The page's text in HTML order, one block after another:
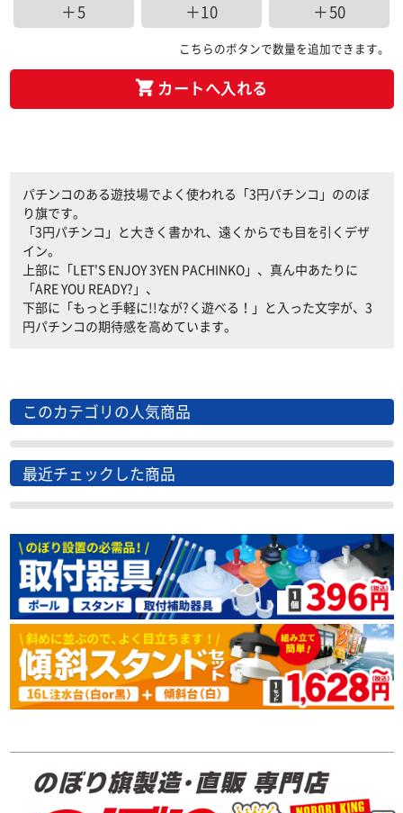
＋5 ＋10 ＋50
こちらのボタンで数量を追加できます。
カートへ入れる
パチンコのある遊技場でよく使われる「3円パチンコ」ののぼ
り旗です。
「3円パチンコ」と大きく書かれ、遠くからでも目を引くデザ
イン。
上部に「LET'S ENJOY 3YEN PACHINKO」、真ん中あたりに
「ARE YOU READY?」、
下部に「もっと手軽に!!なが?く遊べる！」と入った文字が、3
円パチンコの期待感を高めています。
このカテゴリの人気商品
最近チェックした商品